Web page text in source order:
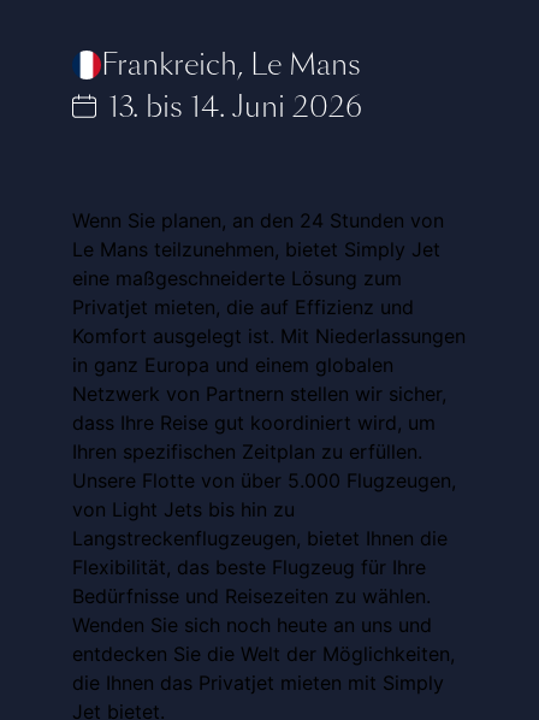
Frankreich, Le Mans
13. bis 14. Juni 2026
Wenn Sie planen, an den 24 Stunden von
Le Mans teilzunehmen, bietet Simply Jet
eine maßgeschneiderte Lösung zum
Privatjet mieten, die auf Effizienz und
Komfort ausgelegt ist. Mit Niederlassungen
in ganz Europa und einem globalen
Netzwerk von Partnern stellen wir sicher,
dass Ihre Reise gut koordiniert wird, um
Ihren spezifischen Zeitplan zu erfüllen.
Unsere Flotte von über 5.000 Flugzeugen,
von Light Jets bis hin zu
Langstreckenflugzeugen, bietet Ihnen die
Flexibilität, das beste Flugzeug für Ihre
Bedürfnisse und Reisezeiten zu wählen.
Wenden Sie sich noch heute an uns und
entdecken Sie die Welt der Möglichkeiten,
die Ihnen das Privatjet mieten mit Simply
Jet bietet.